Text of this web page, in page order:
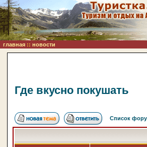
главная :: новости
Где вкусно покушать
Список